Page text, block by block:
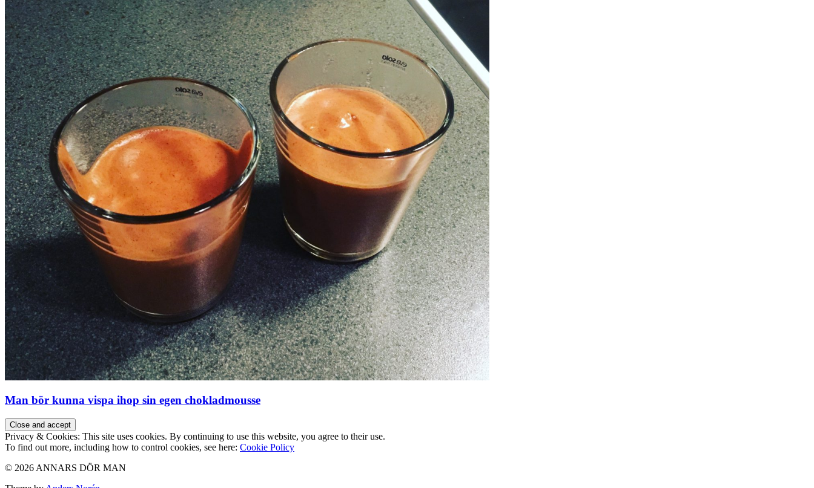
Man bör kunna vispa ihop sin egen chokladmousse
Privacy & Cookies: This site uses cookies. By continuing to use this website, you agree to their use.
To find out more, including how to control cookies, see here: Cookie Policy
© 2026 ANNARS DÖR MAN